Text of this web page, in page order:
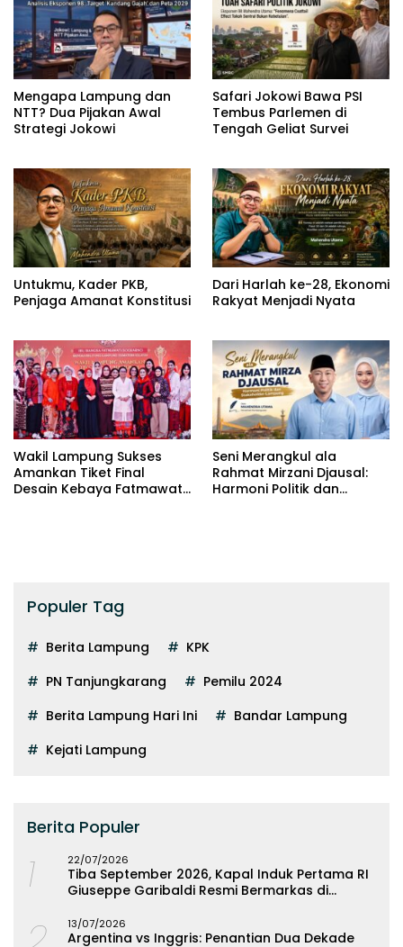
Mengapa Lampung dan
NTT? Dua Pijakan Awal
Strategi Jokowi
Safari Jokowi Bawa PSI
Tembus Parlemen di
Tengah Geliat Survei
Untukmu, Kader PKB,
Penjaga Amanat Konstitusi
Dari Harlah ke-28, Ekonomi
Rakyat Menjadi Nyata
Wakil Lampung Sukses
Amankan Tiket Final
Desain Kebaya Fatmawati
Seni Merangkul ala
Rahmat Mirzani Djausal:
Harmoni Politik dan
Populer Tag
Berita Lampung
KPK
PN Tanjungkarang
Pemilu 2024
Berita Lampung Hari Ini
Bandar Lampung
Kejati Lampung
Berita Populer
1 22/07/2026
Tiba September 2026, Kapal Induk Pertama RI
Giuseppe Garibaldi Resmi Bermarkas di
13/07/2026
Argentina vs Inggris: Penantian Dua Dekade